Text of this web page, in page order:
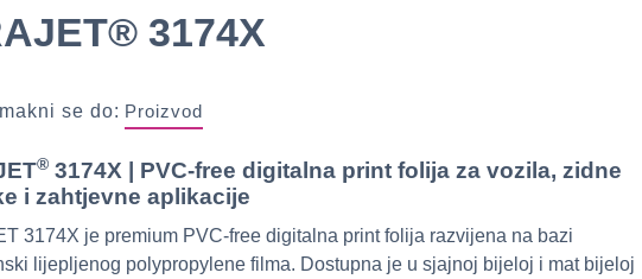
3174X
se do: Proizvod
® 3174X | PVC-free digitalna print folija za vozila, zidne
i zahtjevne aplikacije
3174X je premium PVC-free digitalna print folija razvijena na bazi
lijepljenog polypropylene filma. Dostupna je u sjajnoj bijeloj i mat bijeloj